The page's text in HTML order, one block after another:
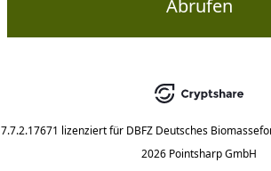
Abrufen
7.7.2.17671 lizenziert für DBFZ Deutsches
2026 Pointsharp GmbH